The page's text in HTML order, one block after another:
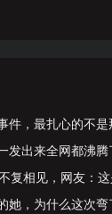
件，最扎心的不
发出来全网都沸腾
复相见，网友：这
她，为什么这次弯